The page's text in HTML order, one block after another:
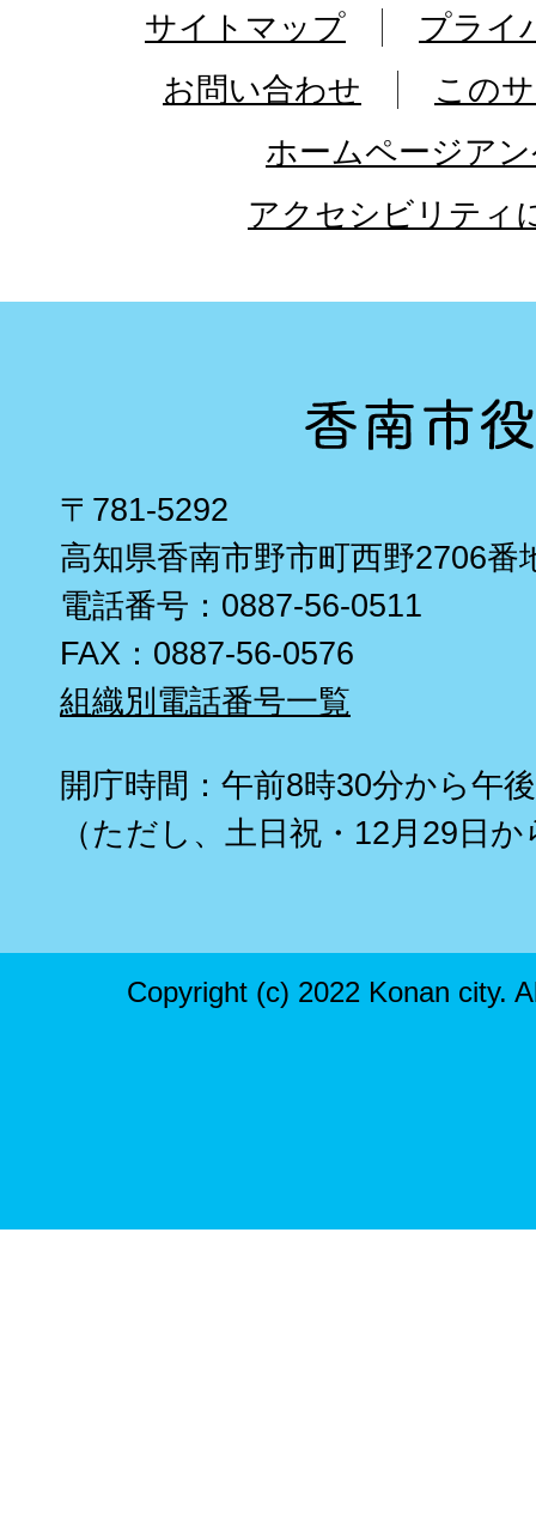
サイトマップ
プライ
お問い合わせ
この
ホームページア
アクセシビリティ
〒781-5292
高知県香南市野市町西野2706番
電話番号：0887-56-0511
FAX：0887-56-0576
組織別電話番号一覧
開庁時間：午前8時30分から午
（ただし、土日祝・12月29日
Copyright (c) 2022 Konan city.